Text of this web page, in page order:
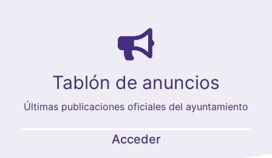
Tablón de anuncios
Últimas publicaciones oficiales del ayuntamiento
Acceder